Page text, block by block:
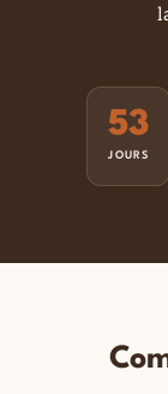
53
JOURS